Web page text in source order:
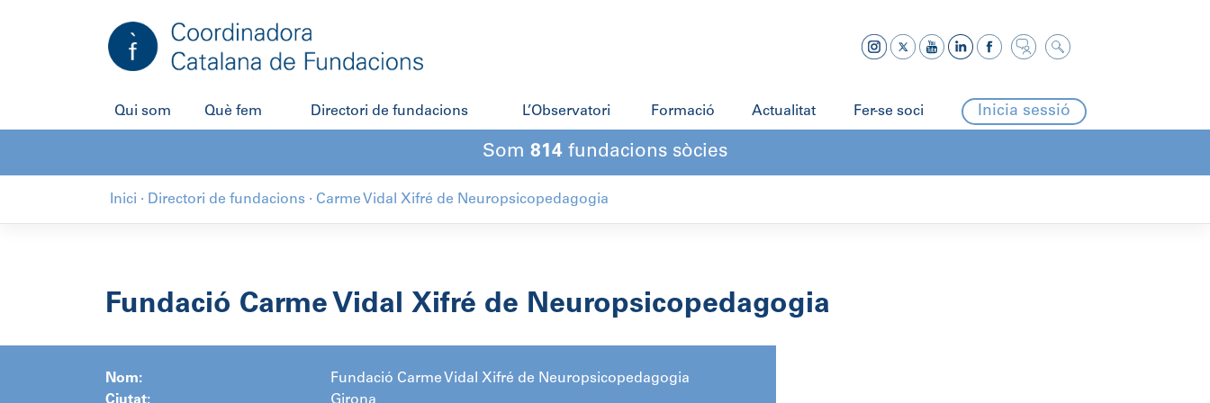
Qui som Què fem Directori de fundacions L’Observatori Formació Actualitat Fer-se soci Inicia sessió
Som 814 fundacions sòcies
Inici · Directori de fundacions · Carme Vidal Xifré de Neuropsicopedagogia
Fundació Carme Vidal Xifré de Neuropsicopedagogia
Nom:
Fundació Carme Vidal Xifré de Neuropsicopedagogia